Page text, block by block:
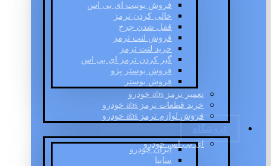
فروش یونیت ای بی اس
خالی کردن ترمز
قفل شدن چرخ
فروش لنت ترمز
خرید لنت ترمز
گیر کردن ترمز ای بی اس
فروش بوستر پژو
فروش بوستر
تعمیر ترمز abs خودرو
خرید قطعات ترمز abs خودرو
فروش لوازم ترمز abs خودرو
فروشگاه
ای بی اس خودرو
ایران خودرو
سایپا